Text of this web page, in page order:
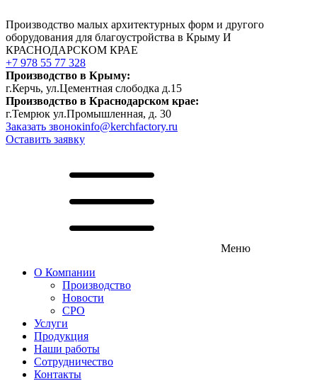
Производство малых архитектурных форм и другого
оборудования для благоустройства в Крыму И
КРАСНОДАРСКОМ КРАЕ
+7 978 55 77 328
Производство в Крыму:
г.Керчь, ул.Цементная слободка д.15
Производство в Краснодарском крае:
г.Темрюк ул.Промышленная, д. 30
Заказать звонокinfo@kerchfactory.ru
Оставить заявку
Меню
О Компании
Производство
Новости
СРО
Услуги
Продукция
Наши работы
Сотрудничество
Контакты